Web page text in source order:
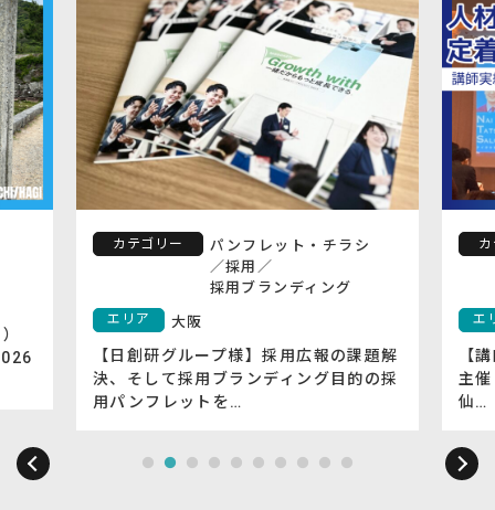
カテゴリー
パンフレット・チラシ
／採用 ／
採用ブランディング
エリア 大阪
【日創研グループ様】採用広報の課題解
決、そして採用ブランディング目的の採
用パンフレットを…
エ
【
主
仙…